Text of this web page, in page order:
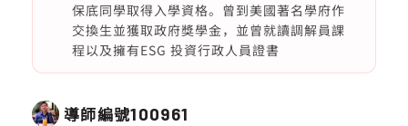
保底同學取得入學資格。曾到美國著名學府作
交換生並獲取政府獎學金，並曾就讀調解員課
程以及擁有ESG 投資行政人員證書
導師編號100961